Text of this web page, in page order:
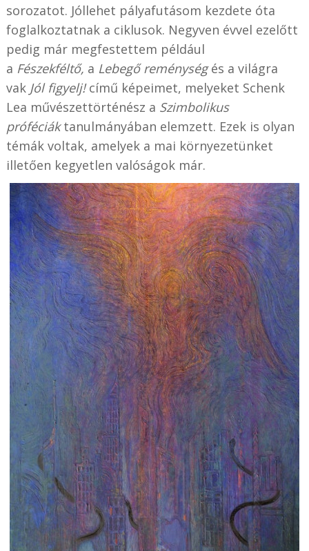
sorozatot. Jóllehet pályafutásom kezdete óta
foglalkoztatnak a ciklusok. Negyven évvel ezelőtt
pedig már megfestettem például
a Fészekféltő, a Lebegő reménységés a világra
vakJól figyelj!című képeimet, melyeket Schenk
Lea művészettörténész a Szimbolikus
próféciáktanulmányában elemzett. Ezek is olyan
témák voltak, amelyek a mai környezetünket
illetően kegyetlen valóságok már.